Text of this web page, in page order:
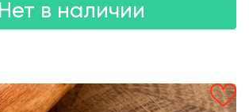
Нет в наличии